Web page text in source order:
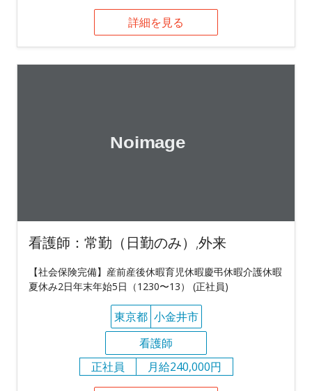
詳細を見る
看護師：常勤（日勤のみ）,外来
【社会保険完備】産前産後休暇育児休暇慶弔休暇介護休暇
夏休み2日年末年始5日（1230〜13） (正社員)
東京都 小金井市
看護師
正社員
月給240,000円